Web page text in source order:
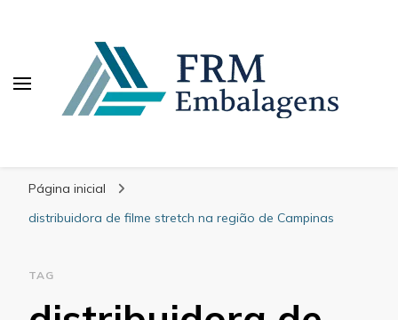
Página inicial
distribuidora de filme stretch na região de Campinas
TAG